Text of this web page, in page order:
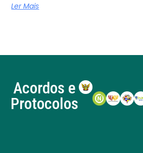
Ler Mais
Acordos e
Protocolos